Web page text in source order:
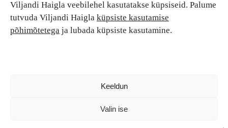
Viljandi Haigla veebilehel kasutatakse küpsiseid. Palume
tutvuda Viljandi Haigla küpsiste kasutamise
põhimõtetega ja lubada küpsiste kasutamine.
Keeldun
Valin ise
Patsiendi turvalisus ja õigused
Patsiendi õigused ja kohustused
Patsiendiohutus
Patsientide nõukoda